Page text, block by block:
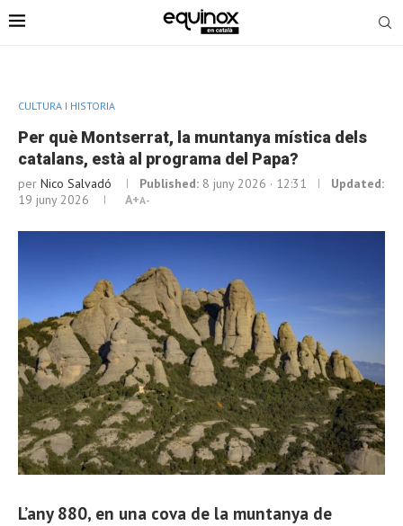
CULTURA I HISTORIA
Per què Montserrat, la muntanya mística dels
catalans, està al programa del Papa?
per Nico Salvadó Published: 8 juny 2026 · 12:31
Updated:
19 juny 2026
A+A-
L’any 880, en una cova de la muntanya de